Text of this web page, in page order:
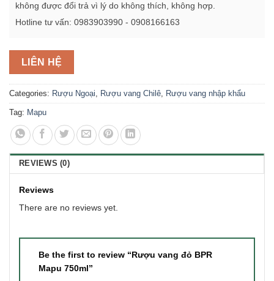
không được đổi trả vì lý do không thích, không hợp.
Hotline tư vấn: 0983903990 - 0908166163
LIÊN HỆ
Categories: Rượu Ngoại Rượu vang Chilê Rượu vang nhập khẩu
Tag: Mapu
REVIEWS (0)
Reviews
There are no reviews yet.
Be the first to review “Rượu vang đỏ BPR
Mapu 750ml”